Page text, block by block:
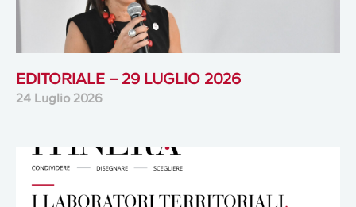
EDITORIALE – 29 LUGLIO 2026
24 Luglio 2026